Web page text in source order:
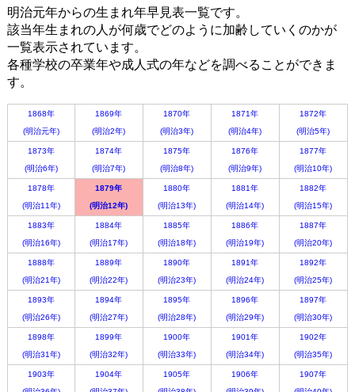
明治元年からの生まれ年早見表一覧です。
該当年生まれの人が何歳でどのように加齢していくのかが
一覧表示されています。
各種学校の卒業年や成人式の年などを調べることができま
す。
1868年
(明治元年)
1869年
(明治2年)
1870年
(明治3年)
1871年
(明治4年)
1872年
(明治5年)
1873年
(明治6年)
1874年
(明治7年)
1875年
(明治8年)
1876年
(明治9年)
1877年
(明治10年)
1878年
(明治11年)
1879年
(明治12年)
1880年
(明治13年)
1881年
(明治14年)
1882年
(明治15年)
1883年
(明治16年)
1884年
(明治17年)
1885年
(明治18年)
1886年
(明治19年)
1887年
(明治20年)
1888年
(明治21年)
1889年
(明治22年)
1890年
(明治23年)
1891年
(明治24年)
1892年
(明治25年)
1893年
(明治26年)
1894年
(明治27年)
1895年
(明治28年)
1896年
(明治29年)
1897年
(明治30年)
1898年
(明治31年)
1899年
(明治32年)
1900年
(明治33年)
1901年
(明治34年)
1902年
(明治35年)
1903年
1904年
1905年
1906年
1907年